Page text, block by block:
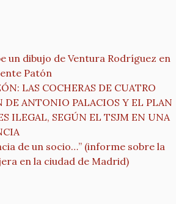
un dibujo de Ventura Rodríguez en
Patón
LAS COCHERAS DE CUATRO
DE ANTONIO PALACIOS Y EL PLAN
ILEGAL, SEGÚN EL TSJM EN UNA
de un socio…” (informe sobre la
en la ciudad de Madrid)